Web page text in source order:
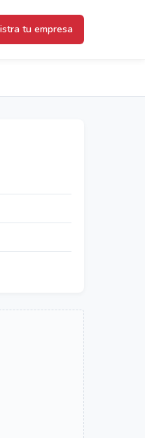
tu empresa